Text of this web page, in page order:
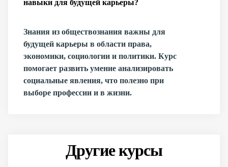
навыки для будущей карьеры?
Знания из обществознания важны для
будущей карьеры в области права,
экономики, социологии и политики. Курс
помогает развить умение анализировать
социальные явления, что полезно при
выборе профессии и в жизни.
Другие курсы